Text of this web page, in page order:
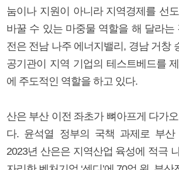
눔이나 지원이 아니라 지역경제를 선
바꿀 수 있는 마중물 역할을 해 달라는
전은 전남 나주 에너지밸리, 경남 거창
공기관이 지역 기업의 테스트베드를
에 주도적인 역할을 하고 있다.
산은 부산 이전 좌초가 뼈아프게 다가
다. 윤석열 정부의 국책 과제로 부산
2023년 산은은 지역산업 육성에 적극